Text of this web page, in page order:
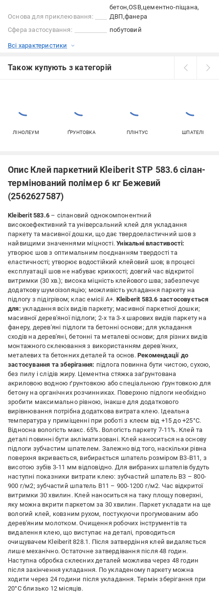
Основа для приклеювання:
бетон OSB цементно-піщана
ДВП фанера
Сфера застосування:
побутовий
Всі характеристики
Також купують з категорій
ЛІНОЛЕУМ ҐРУНТОВКА ПЛІНТУС ШПАТЕЛІ
Опис Клей паркетний Kleiberit STP 583.6 сілан-
термінований полімер 6 кг Бежевий
(2562627587)
Kleiberit 583.6 – сілановий однокомпонентний
високоефективний та універсальний клей для укладання
паркету та масивної дошки, що дає твердоеластичний шов з
найвищими значеннями міцності.Унікальні властивості:
утворює шов з оптимальним поєднанням твердості та
еластичності; утворює водостійкий клейовий шов; в процесі
експлуатації шов не набуває крихкості; довгий час відкритої
витримки (30 хв.); висока міцність клейового шва; забезпечує
додаткову шумоізоляцію; можливість укладання паркету на
підлогу з підігрівом; клас емісії А+. Kleiberit 583.6 застосовується
для: укладання всіх видів паркету; масивної паркетної дошки;
масивної дерев'яної підлоги; 2-х та 3-х шарових видів паркету на
фанеру, дерев'яні підлоги та бетонні основи; для укладання
сходів на дерев'яні, бетонні та металеві основи; для різних видів
монтажного склеювання з використанням дерев'яних,
металевих та бетонних деталей та основ. Рекомендації до
застосування та зберігання: підлога повинна бути чистою, сухою,
без пилу і слідів жиру. Цементна стяжка заґрунтована
акриловою водною ґрунтовкою або спеціальною ґрунтовкою для
бетону на органічних розчинниках. Поверхню підлоги необхідно
зробити максимально рівною, інакше для додаткового
вирівнювання потрібна додаткова витрата клею. Ідеальна
температура у приміщенні при роботі з клеєм від +15 до +25°C.
Відносна вологість макс. 65%. Вологість паркету 7-11%. Клей та
деталі повинні бути акліматизовані. Клей наноситься на основу
підлоги зубчастим шпателем. Залежно від того, наскільки рівна
поверхня вкривається, вибирається шпатель розміром В3-В11, з
висотою зубів 3-11 мм відповідно. Для вибраних шпателів будуть
наступні показники витрати клею: зубчастий шпатель В3 – 800-
900 г/м2; зубчастий шпатель В11 – 900-1200 г/м2. Час відкритої
витримки 30 хвилин. Клей наноситься на таку площу поверхні,
яку можна вкрити паркетом за 30 хвилин. Паркет укладати на ще
вологий клей, ковзним рухом, постукуючи прогумованим або
дерев'яним молотком. Очищення робочих інструментів та
видалення клею, що виступає на деталі, проводиться
очищувачем Kleiberit 828.1. Після затвердіння клей видаляється
лише механічно. Остаточне затвердівання після 48 годин.
Наступна обробка склеєних деталей можлива через 48 годин
після закінчення укладання. По укладеному паркету можна
ходити через 24 години після укладання. Термін зберігання при
20°C близько 12 місяців.